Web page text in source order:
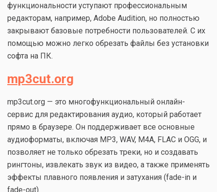
функциональности уступают профессиональным
редакторам, например, Adobe Audition, но полностью
закрывают базовые потребности пользователей. С их
помощью можно легко обрезать файлы без установки
софта на ПК.
mp3cut.org
mp3cut.org — это многофункциональный онлайн-
сервис для редактирования аудио, который работает
прямо в браузере. Он поддерживает все основные
аудиоформаты, включая MP3, WAV, M4A, FLAC и OGG, и
позволяет не только обрезать треки, но и создавать
рингтоны, извлекать звук из видео, а также применять
эффекты плавного появления и затухания (fade-in и
fade-out).